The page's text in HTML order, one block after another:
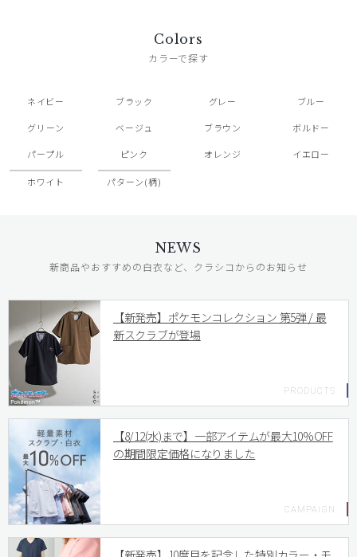
Colors
カラーで探す
ネイビー ブラック グレー ブルー
グリーン ベージュ ブラウン ボルドー
パープル ピンク オレンジ イエロー
ホワイト パターン(柄)
NEWS
新商品やおすすめの白衣など、クラシコからのお知らせ
【新発売】ポケモンコレクション 第5弾 / 最
新スクラブが登場
【8/12(水)まで】一部アイテムが最大10%OFF
の期間限定価格になりました